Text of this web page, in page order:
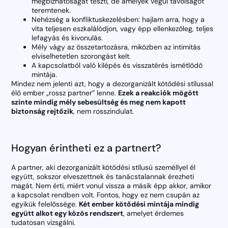
teremtenek.
Nehézség a konfliktuskezelésben: hajlam arra, hogy a
vita teljesen eszkalálódjon, vagy épp ellenkezőleg, teljes
lefagyás és kivonulás.
Mély vágy az összetartozásra, miközben az intimitás
elviselhetetlen szorongást kelt.
A kapcsolatból való kilépés és visszatérés ismétlődő
mintája.
Mindez nem jelenti azt, hogy a dezorganizált kötődési stílussal
élő ember „rossz partner” lenne. Ezek a reakciók mögött
szinte mindig mély sebesültség és meg nem kapott
biztonság rejtőzik, nem rosszindulat.
Hogyan érintheti ez a partnert?
A partner, aki dezorganizált kötődési stílusú személlyel él
együtt, sokszor elveszettnek és tanácstalannak érezheti
magát. Nem érti, miért vonul vissza a másik épp akkor, amikor
a kapcsolat rendben volt. Fontos, hogy ez nem csupán az
egyikük felelőssége. Két ember kötődési mintája mindig
együtt alkot egy közös rendszert, amelyet érdemes
tudatosan vizsgálni.